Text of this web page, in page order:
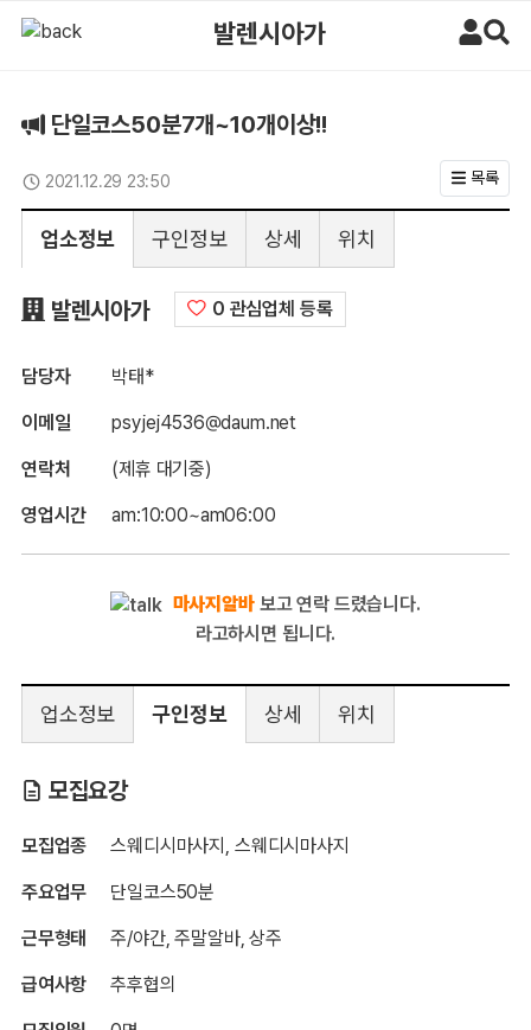
발렌시아가
단일코스50분7개~10개이상!!
2021.12.29 23:50
업데이트일
목록
업소정보 구인정보 상세 위치
발렌시아가구인정보0 관심업체 등록
담당자 박태*
이메일 psyjej4536@daum.net
연락처 (제휴 대기중)
영업시간 am:10:00~am06:00
마사지알바보고 연락 드렸습니다.
라고하시면 됩니다.
업소정보 구인정보 상세 위치
발렌시아가
모집요강
모집업종 스웨디시마사지, 스웨디시마사지
주요업무 단일코스50분
근무형태 주/야간, 주말알바, 상주
급여사항 추후협의